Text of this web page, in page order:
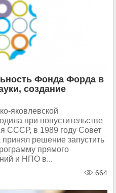
Фонда Форда в
создание
яковлевской
при попустительстве
СССР, в 1989 году Совет
решение запустить
прямого
и НПО в...
664